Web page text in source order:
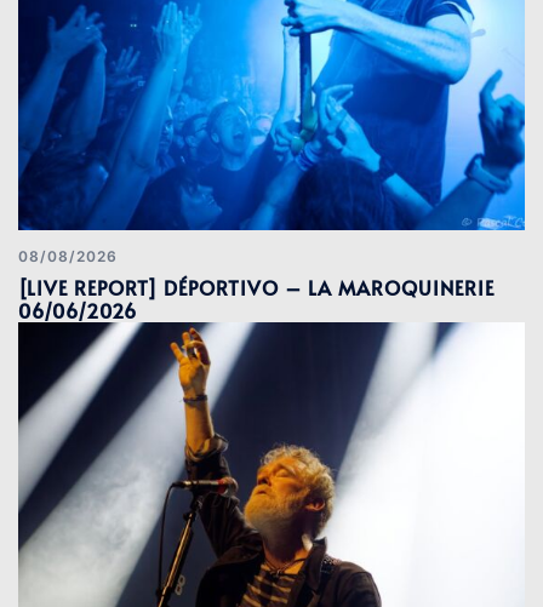
08/08/2026
[LIVE REPORT] DÉPORTIVO – LA MAROQUINERIE
06/06/2026